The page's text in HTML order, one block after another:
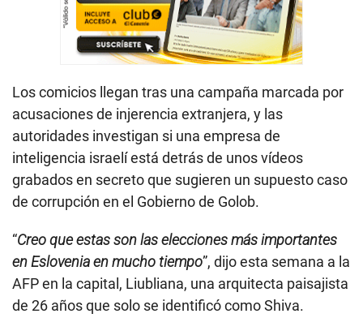
Los comicios llegan tras una campaña marcada por
acusaciones de injerencia extranjera, y las
autoridades investigan si una empresa de
inteligencia israelí está detrás de unos vídeos
grabados en secreto que sugieren un supuesto caso
de corrupción en el Gobierno de Golob.
“Creo que estas son las elecciones más importantes
en Eslovenia en mucho tiempo”, dijo esta semana a la
AFP en la capital, Liubliana, una arquitecta paisajista
de 26 años que solo se identificó como Shiva.